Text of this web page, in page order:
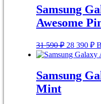
790 ₽.
Samsung
Awesome
31 590₽
цена
590 ₽.
28 390 ₽
Samsung
Mint